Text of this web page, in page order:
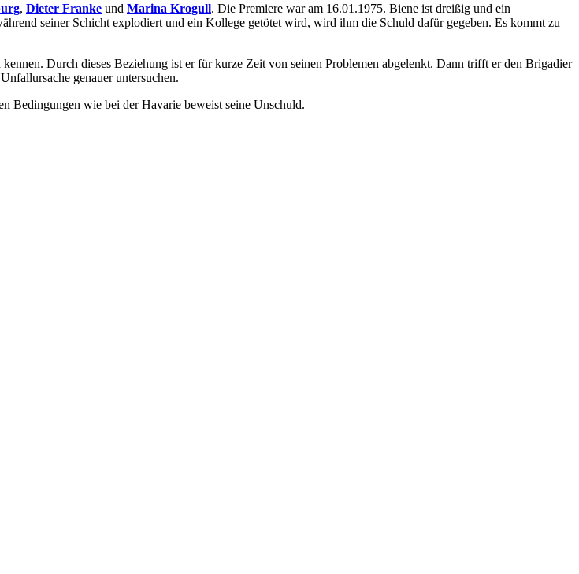
, Dieter Franke und Marina Krogull. Die Premiere war am 16.01.1975. Biene ist dreißig und ein
seiner Schicht explodiert und ein Kollege getötet wird, wird ihm die Schuld dafür gegeben. Es kommt zu
Durch dieses Beziehung ist er für kurze Zeit von seinen Problemen abgelenkt. Dann trifft er den Brigadier
genauer untersuchen.
Bedingungen wie bei der Havarie beweist seine Unschuld.